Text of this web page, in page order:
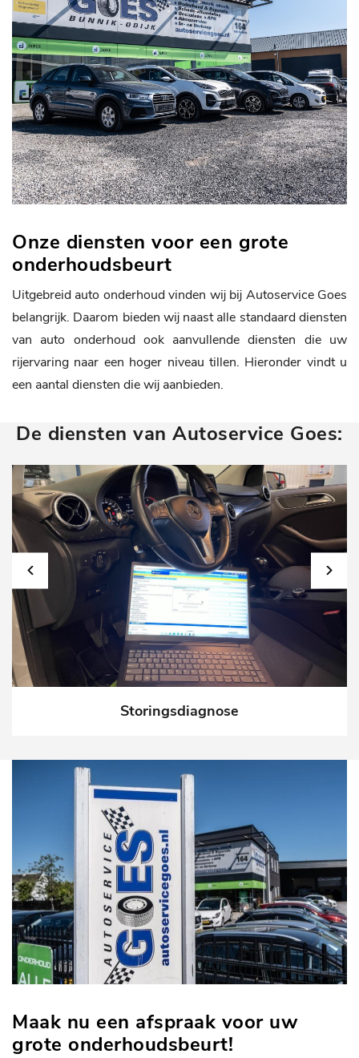
Onze diensten voor een grote
onderhoudsbeurt
Uitgebreid auto onderhoud vinden wij bij Autoservice Goes
belangrijk. Daarom bieden wij naast alle standaard diensten
van auto onderhoud ook aanvullende diensten die uw
rijervaring naar een hoger niveau tillen. Hieronder vindt u
een aantal diensten die wij aanbieden.
De diensten van Autoservice Goes:
Storingsdiagnose
Maak nu een afspraak voor uw
grote onderhoudsbeurt!